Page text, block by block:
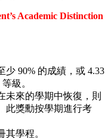
Academic Distinction
90% 的成績，或 4.33
級。
未來的學期中恢復，則
此獎勳按學期進行考
學程。